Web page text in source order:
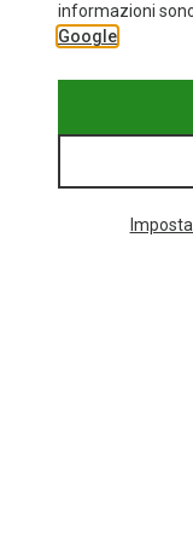
informazioni
Google